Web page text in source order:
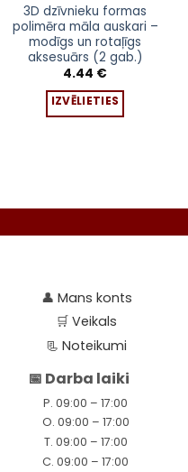
3D dzīvnieku formas
polimēra māla auskari –
modīgs un rotaļīgs
aksesuārs (2 gab.)
4.44 €
IZVĒLIETIES
This
product
multiple
product
👤 Mans konts
🛒Veikals
📃Noteikumi
📅 Darba laiki
P. 09:00 – 17:00
O. 09:00 – 17:00
T. 09:00 – 17:00
C. 09:00 – 17:00